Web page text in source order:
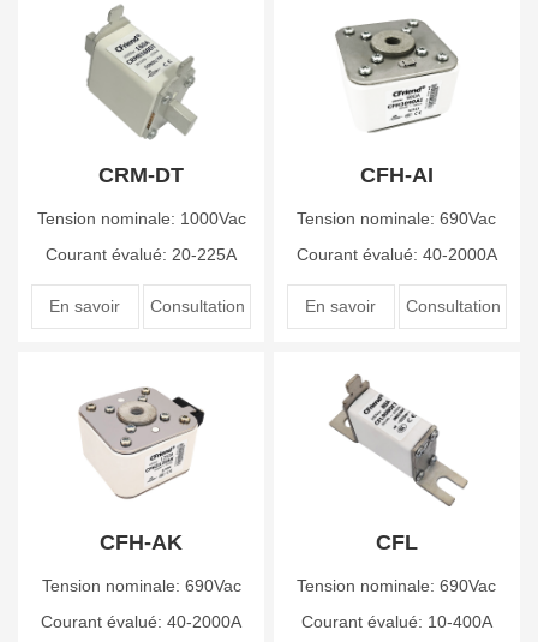
CRM-DT
Tension nominale: 1000Vac
Courant évalué: 20-225A
En savoir Consultation
CFH-AI
Tension nominale: 690Vac
Courant évalué: 40-2000A
En savoir Consultation
CFH-AK
Tension nominale: 690Vac
Courant évalué: 40-2000A
CFL
Tension nominale: 690Vac
Courant évalué: 10-400A